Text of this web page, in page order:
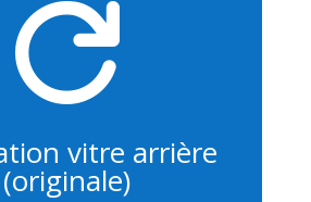

vitre arrière
(originale)